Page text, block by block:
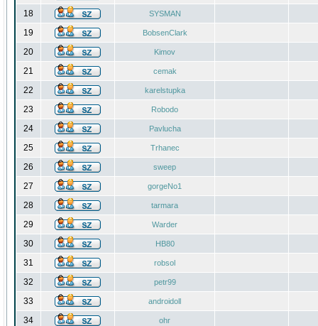
18 SYSMAN
19 BobsenClark
20 Kimov
21 cemak
22 karelstupka
23 Robodo
24 Pavlucha
25 Trhanec
26 sweep
27 gorgeNo1
28 tarmara
29 Warder
30 HB80
31 robsol
32 petr99
33 androidoll
34 ohr